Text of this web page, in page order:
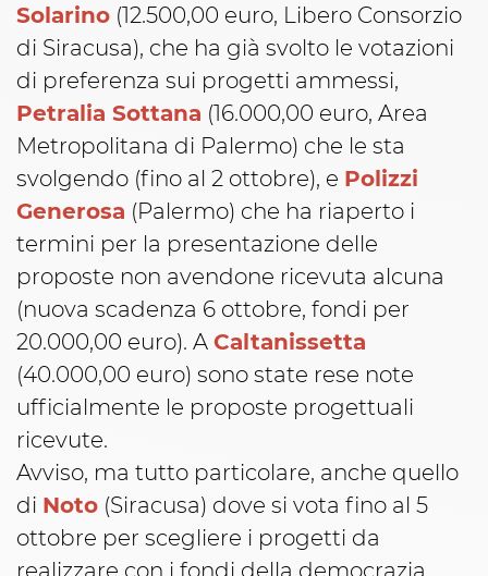
Solarino (12.500,00 euro, Libero Consorzio
di Siracusa), che ha già svolto le votazioni
di preferenza sui progetti ammessi,
Petralia Sottana (16.000,00 euro, Area
Metropolitana di Palermo) che le sta
svolgendo (fino al 2 ottobre), e Polizzi
Generosa (Palermo) che ha riaperto i
termini per la presentazione delle
proposte non avendone ricevuta alcuna
(nuova scadenza 6 ottobre, fondi per
20.000,00 euro). A Caltanissetta
(40.000,00 euro) sono state rese note
ufficialmente le proposte progettuali
ricevute.
Avviso, ma tutto particolare, anche quello
di Noto (Siracusa) dove si vota fino al 5
ottobre per scegliere i progetti da